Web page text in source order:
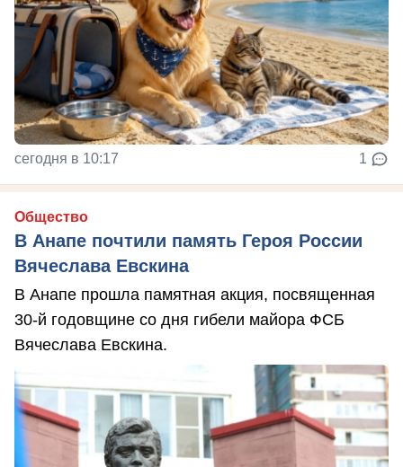
сегодня в 10:17 1
Общество
В Анапе почтили память Героя России
Вячеслава Евскина
В Анапе прошла памятная акция, посвященная
30-й годовщине со дня гибели майора ФСБ
Вячеслава Евскина.